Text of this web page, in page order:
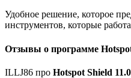
Удобное решение, которое
инструментов, которые
Отзывы о программе
ILLJ86 про Hotspot Shield